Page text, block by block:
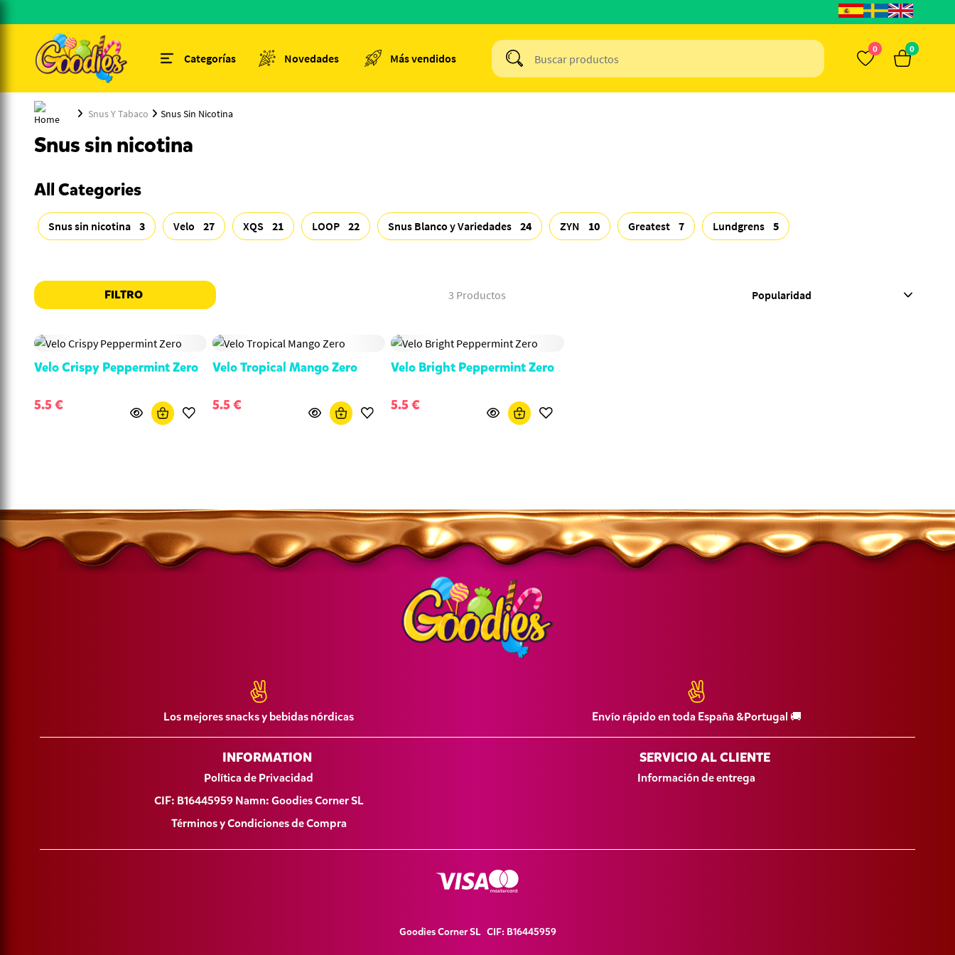
Categorías Novedades Más vendidos
0 0
Snus Y Tabaco Snus Sin Nicotina
Snus sin nicotina
All Categories
Snus sin nicotina 3 Velo 27 XQS 21 LOOP 22 Snus Blanco y Variedades 24 ZYN 10 Greatest 7 Lundgrens 5
FILTRO 3 Productos
Velo Crispy Peppermint Zero
5.5 €
Velo Tropical Mango Zero
5.5 €
Velo Bright Peppermint Zero
5.5 €
Los mejores snacks y bebidas nórdicas
INFORMATION
Política de Privacidad
CIF: B16445959 Namn: Goodies Corner SL
Términos y Condiciones de Compra
Envío rápido en toda España &Portugal 🚚
SERVICIO AL CLIENTE
Información de entrega
Goodies Corner SL CIF: B16445959